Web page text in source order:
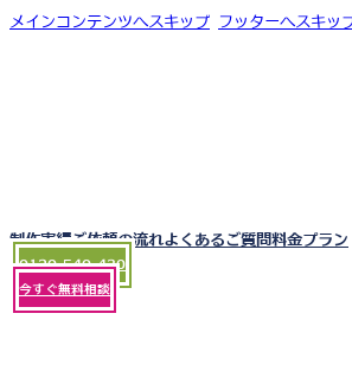
メインコンテンツへスキップ フッターへスキッ
制作実績ご依頼の流れ よくあるご質問料金プラン
0120-540-430
今すぐ無料相談